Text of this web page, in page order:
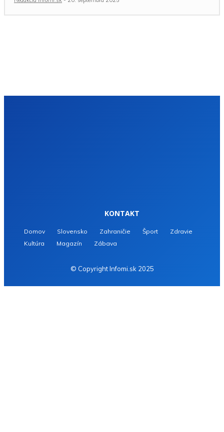
KONTAKT
Domov Slovensko Zahraničie Šport
Zdravie
Kultúra
Magazín Zábava
© Copyright Infomi.sk 2025